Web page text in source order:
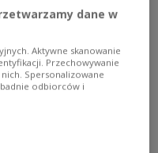
że Edward
SB; do końca go
- pisze Sławomir
Ujawnił, że akta
zastrzeżonym
dane w
Aktywne skanowanie
Przechowywanie
Spersonalizowane
odbiorców i